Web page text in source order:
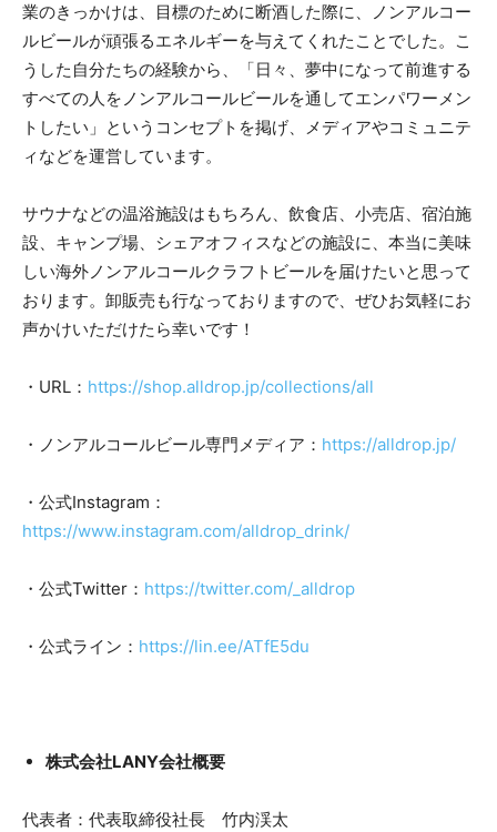
業のきっかけは、目標のために断酒した際に、ノンアルコー
ルビールが頑張るエネルギーを与えてくれたことでした。こ
うした自分たちの経験から、「日々、夢中になって前進する
すべての人をノンアルコールビールを通してエンパワーメン
トしたい」というコンセプトを掲げ、メディアやコミュニテ
ィなどを運営しています。
サウナなどの温浴施設はもちろん、飲食店、小売店、宿泊施
設、キャンプ場、シェアオフィスなどの施設に、本当に美味
しい海外ノンアルコールクラフトビールを届けたいと思って
おります。卸販売も行なっておりますので、ぜひお気軽にお
声かけいただけたら幸いです！
・URL： https://shop.alldrop.jp/collections/all
・ノンアルコールビール専門メディア： https://alldrop.jp/
・公式Instagram：
https://www.instagram.com/alldrop_drink/
・公式Twitter： https://twitter.com/_alldrop
・公式ライン： https://lin.ee/ATfE5du
株式会社LANY会社概要
代表者：代表取締役社長 竹内渓太